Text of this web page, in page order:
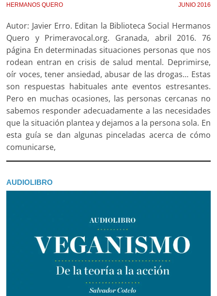
HERMANOS QUERO JUNIO 2016
Autor: Javier Erro. Editan la Biblioteca Social Hermanos
Quero y Primeravocal.org. Granada, abril 2016. 76
página En determinadas situaciones personas que nos
rodean entran en crisis de salud mental. Deprimirse,
oír voces, tener ansiedad, abusar de las drogas… Estas
son respuestas habituales ante eventos estresantes.
Pero en muchas ocasiones, las personas cercanas no
sabemos responder adecuadamente a las necesidades
que la situación plantea y dejamos a la persona sola. En
esta guía se dan algunas pinceladas acerca de cómo
comunicarse,
AUDIOLIBRO